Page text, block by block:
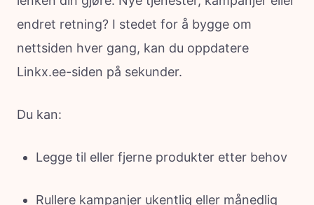
endret retning? I stedet for å bygge om
nettsiden hver gang, kan du oppdatere
Linkx.ee-siden på sekunder.
Du kan:
Legge til eller fjerne produkter etter behov
Rullere kampanjer ukentlig eller månedlig